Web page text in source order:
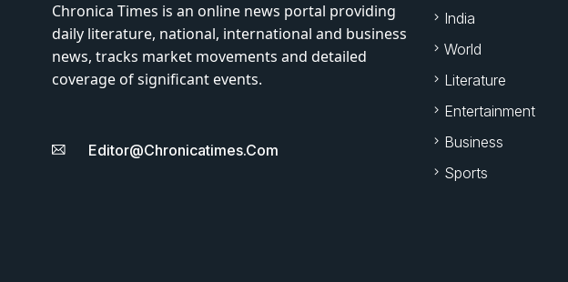
Chronica Times is an online news portal providing
daily literature, national, international and business
news, tracks market movements and detailed
coverage of significant events.
Editor@chronicatimes.com
India
World
Literature
Entertainment
Business
Sports